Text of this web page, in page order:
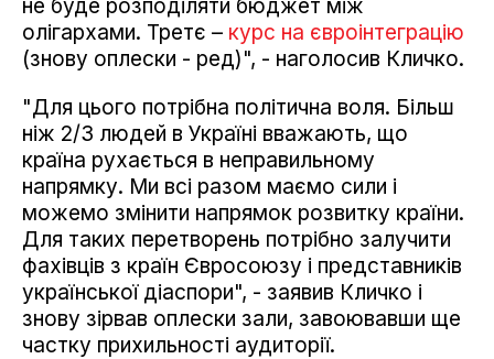
не буде розподіляти бюджет між
олігархами. Третє – курс на євроінтеграцію
(знову оплески - ред)", - наголосив Кличко.
"Для цього потрібна політична воля. Більш
ніж 2/3 людей в Україні вважають, що
країна рухається в неправильному
напрямку. Ми всі разом маємо сили і
можемо змінити напрямок розвитку країни.
Для таких перетворень потрібно залучити
фахівців з країн Євросоюзу і представників
української діаспори", - заявив Кличко і
знову зірвав оплески зали, завоювавши ще
частку прихильності аудиторії.